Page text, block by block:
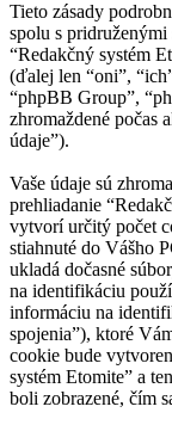
Tieto zásady
spolu s pridruženými
“Redakčný systém
(ďalej len “oni”,
“phpBB Group”,
zhromaždené počas
údaje”).
Vaše údaje sú
prehliadanie
vytvorí určitý počet
stiahnuté do Vášho
ukladá dočasné
na identifikáciu
informáciu na
spojenia”), ktoré
cookie bude
systém Etomite” a
boli zobrazené, čím